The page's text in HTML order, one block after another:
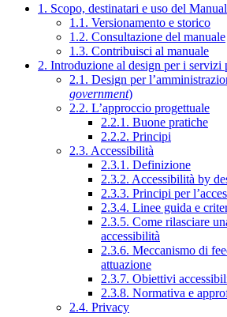
1. Scopo, destinatari e uso del
1.1. Versionamento e storico
1.2. Consultazione del manuale
1.3. Contribuisci al manuale
2. Introduzione al design per i
2.1. Design per
government)
2.2. L’approccio progettuale
2.2.1. Buone pratiche
2.2.2. Principi
2.3. Accessibilità
2.3.1. Definizione
2.3.2. Accessibilità by
2.3.3. Principi per
2.3.4. Linee guida e
2.3.5. Come rilasciare
accessibilità
2.3.6. Meccanismo di
attuazione
2.3.7. Obiettivi
2.3.8. Normativa e
2.4. Privacy